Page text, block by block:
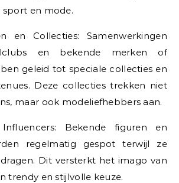
sport en mode.
en Collecties: Samenwerkingen
en bekende merken of
geleid tot speciale collecties en
Deze collecties trekken niet
maar ook modeliefhebbers aan.
Bekende figuren en
regelmatig gespot terwijl ze
Dit versterkt het imago van
trendy en stijlvolle keuze.